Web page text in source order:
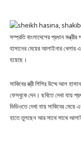
সম্প্রতি বাংলাদেশের প্রধান
হাসানের মেয়ের আলাইনার খেলার
হয়েছে।
সাকিবের স্ত্রী শিশির উম্মে আল
ফেসবুকে দেন। ছবিতে দেখা যায়
ভিডিওতে দেখা যায় সাকিবের মেয়ে
হাতে তুলছেন আর সাথে সাথে